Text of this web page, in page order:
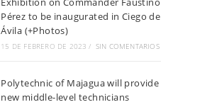
Pérez to be inaugurated in Ciego de
Ávila (+Photos)
15 DE FEBRERO DE 2023 / SIN COMENTARIOS
Polytechnic of Majagua will provide
new middle-level technicians